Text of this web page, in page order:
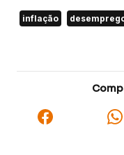
inflação